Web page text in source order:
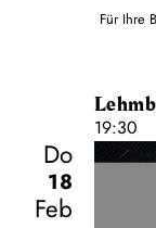
Für Ihre
19:30
Do
18
Feb